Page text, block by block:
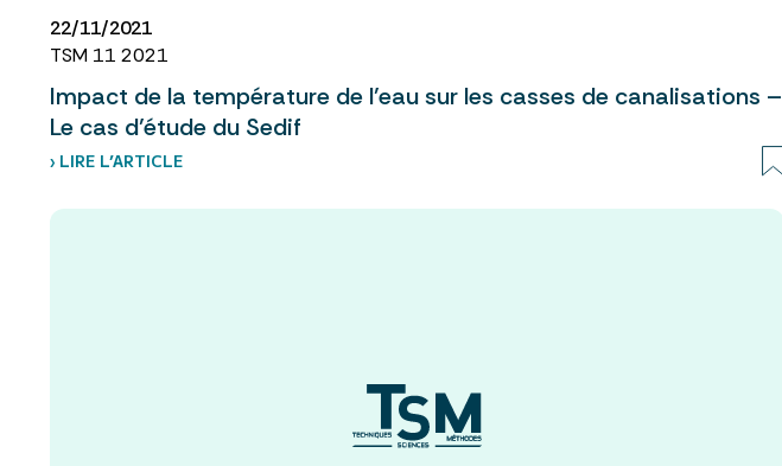
22/11/2021
TSM 11 2021
Impact de la température de l’eau sur les casses de canalisations –
Le cas d’étude du Sedif
› LIRE L’ARTICLE